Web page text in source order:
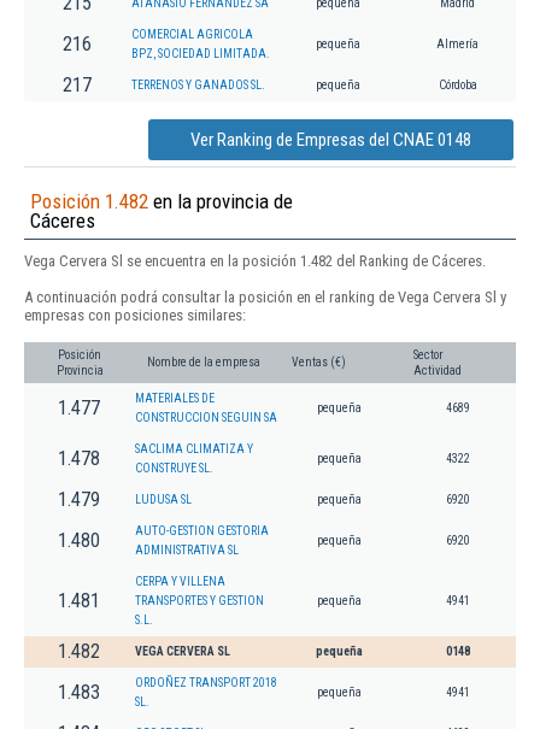
ATANASIO FERNANDEZ SA pequeña Madrid
216
COMERCIAL AGRICOLA
BPZ, SOCIEDAD LIMITADA.
pequeña Almería
217 TERRENOS Y GANADOS SL. pequeña Córdoba
Ver Ranking de Empresas del CNAE 0148
Posición 1.482 en la provincia de
Cáceres
Vega Cervera Sl se encuentra en la posición 1.482 del Ranking de Cáceres.
A continuación podrá consultar la posición en el ranking de Vega Cervera Sl y
empresas con posiciones similares:
Posición
Provincia
Nombre de la empresa Ventas (€)
Sector
Actividad
1.477
MATERIALES DE
CONSTRUCCION SEGUIN SA
pequeña 4689
1.478
SACLIMA CLIMATIZA Y
CONSTRUYE SL.
pequeña 4322
1.479 LUDUSA SL pequeña 6920
1.480
AUTO-GESTION GESTORIA
ADMINISTRATIVA SL
pequeña 6920
1.481
CERPA Y VILLENA
TRANSPORTES Y GESTION
S.L.
pequeña 4941
1.482 VEGA CERVERA SL pequeña 0148
1.483
ORDOÑEZ TRANSPORT 2018
SL.
pequeña 4941